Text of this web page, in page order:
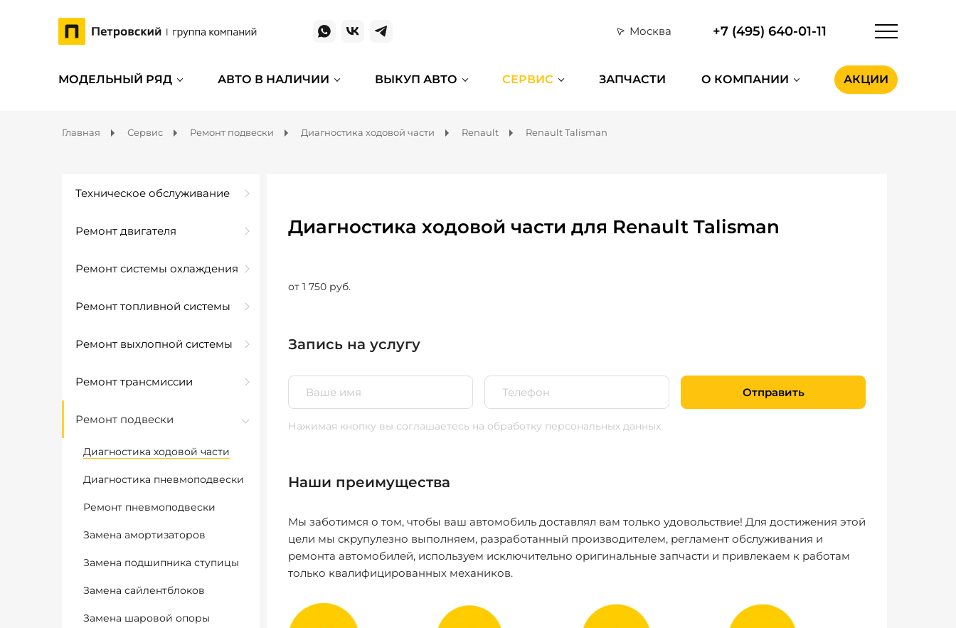
Москва +7 (495) 640-01-11
МОДЕЛЬНЫЙ РЯД АВТО В НАЛИЧИИ ВЫКУП АВТО СЕРВИС ЗАПЧАСТИ О КОМПАНИИ АКЦИИ
Главная Сервис Ремонт подвески Диагностика ходовой части Renault Renault Talisman
Техническое обслуживание
Ремонт двигателя
Ремонт системы охлаждения
Ремонт топливной системы
Ремонт выхлопной системы
Ремонт трансмиссии
Ремонт подвески
Диагностика ходовой части
Диагностика пневмоподвески
Ремонт пневмоподвески
Замена амортизаторов
Замена подшипника ступицы
Замена сайлентблоков
Замена шаровой опоры
Диагностика ходовой части для Renault Talisman
от 1 750 руб.
Запись на услугу
Отправить
Нажимая кнопку вы соглашаетесь на обработку персональных данных
Наши преимущества
Мы заботимся о том, чтобы ваш автомобиль доставлял вам только удовольствие! Для достижения этой
цели мы скрупулезно выполняем, разработанный производителем, регламент обслуживания и
ремонта автомобилей, используем исключительно оригинальные запчасти и привлекаем к работам
только квалифицированных механиков.